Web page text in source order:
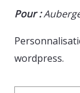
Pour :
wordpress.